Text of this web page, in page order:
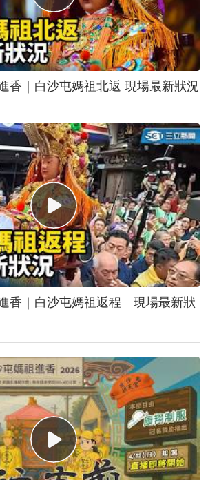
香｜白沙屯媽祖北返 現場最新狀況
香｜白沙屯媽祖返程 現場最新狀